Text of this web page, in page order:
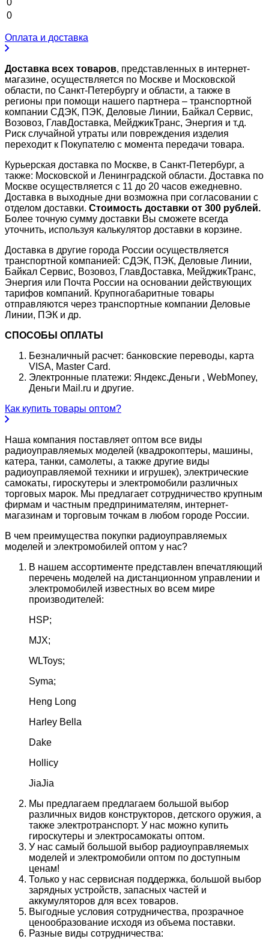
0
Оплата и доставка
Доставка всех товаров, представленных в интернет-
магазине, осуществляется по Москве и Московской
области, по Санкт-Петербургу и области, а также в
регионы при помощи нашего партнера – транспортной
компании СДЭК, ПЭК, Деловые Линии, Байкал Сервис,
Возовоз, ГлавДоставка, МейджикТранс, Энергия и т.д.
Риск случайной утраты или повреждения изделия
переходит к Покупателю с момента передачи товара.
Курьерская доставка по Москве, в Санкт-Петербург, а
также: Московской и Ленинградской области. Доставка по
Москве осуществляется с 11 до 20 часов ежедневно.
Доставка в выходные дни возможна при согласовании с
отделом доставки. Стоимость доставки от 300 рублей.
Более точную сумму доставки Вы сможете всегда
уточнить, используя калькулятор доставки в корзине.
Доставка в другие города России осуществляется
транспортной компанией: СДЭК, ПЭК, Деловые Линии,
Байкал Сервис, Возовоз, ГлавДоставка, МейджикТранс,
Энергия или Почта России на основании действующих
тарифов компаний. Крупногабаритные товары
отправляются через транспортные компании Деловые
Линии, ПЭК и др.
СПОСОБЫ ОПЛАТЫ
Безналичный расчет: банковские переводы, карта
VISA, Master Card.
Электронные платежи: Яндекс.Деньги , WebMoney,
Деньги Mail.ru и другие.
Как купить товары оптом?
Наша компания поставляет оптом все виды
радиоуправляемых моделей (квадрокоптеры, машины,
катера, танки, самолеты, а также другие виды
радиоуправляемой техники и игрушек), электрические
самокаты, гироскутеры и электромобили различных
торговых марок. Мы предлагает сотрудничество крупным
фирмам и частным предпринимателям, интернет-
магазинам и торговым точкам в любом городе России.
В чем преимущества покупки радиоуправляемых
моделей и электромобилей оптом у нас?
В нашем ассортименте представлен впечатляющий
перечень моделей на дистанционном управлении и
электромобилей известных во всем мире
производителей:
HSP;
MJX;
WLToys;
Syma;
Heng Long
Harley Bella
Dake
Hollicy
JiaJia
Мы предлагаем предлагаем большой выбор
различных видов конструкторов, детского оружия, а
также электротранспорт. У нас можно купить
гироскутеры и электросамокаты оптом.
У нас самый большой выбор радиоуправляемых
моделей и электромобили оптом по доступным
ценам!
Только у нас сервисная поддержка, большой выбор
зарядных устройств, запасных частей и
аккумуляторов для всех товаров.
Выгодные условия сотрудничества, прозрачное
ценообразование исходя из объема поставки.
Разные виды сотрудничества: